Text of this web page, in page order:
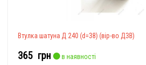
Втулка шатуна Д 240 (d=38) (вір-во ДЗВ)
365 грн
в наявності